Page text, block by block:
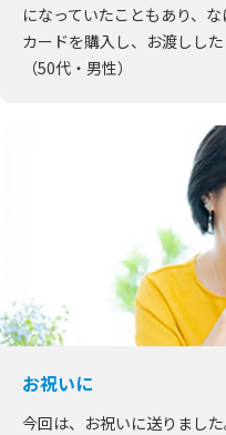
になっていたこともあり、
カードを購入し、お渡しし
（50代・男性）
お祝いに
今回は、お祝いに送りまし